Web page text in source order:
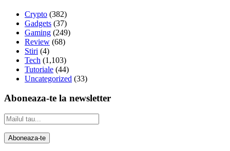
Crypto (382)
Gadgets (37)
Gaming (249)
Review (68)
Stiri (4)
Tech (1,103)
Tutoriale (44)
Uncategorized (33)
Aboneaza-te la newsletter